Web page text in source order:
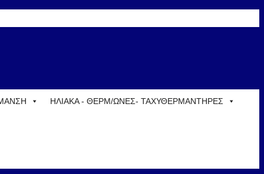
ΗΛΙΑΚΑ - ΘΕΡΜ/ΩΝΕΣ- ΤΑΧΥΘΕΡΜΑΝΤΗΡΕΣ